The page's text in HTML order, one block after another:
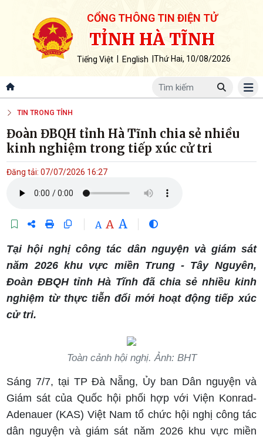
CỔNG THÔNG TIN ĐIỆN TỬ
TỈNH HÀ TĨNH
Tiếng Việt English Thứ Hai, 10/08/2026
TIN TRONG TỈNH
Đoàn ĐBQH tỉnh Hà Tĩnh chia sẻ nhiều
kinh nghiệm trong tiếp xúc cử tri
Đăng tải: 07/07/2026 16:27
A A A
Tại hội nghị công tác dân nguyện và giám sát
năm 2026 khu vực miền Trung - Tây Nguyên,
Đoàn ĐBQH tỉnh Hà Tĩnh đã chia sẻ nhiều kinh
nghiệm từ thực tiễn đổi mới hoạt động tiếp xúc
cử tri.
Toàn cảnh hội nghị. Ảnh: BHT
Sáng 7/7, tại TP Đà Nẵng, Ủy ban Dân nguyện và
Giám sát của Quốc hội phối hợp với Viện Konrad-
Adenauer (KAS) Việt Nam tổ chức hội nghị công tác
dân nguyện và giám sát năm 2026 khu vực miền